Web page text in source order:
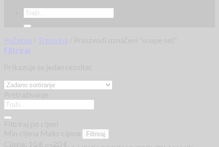
Početna Trgovina
Filtriraj
Filtriraj